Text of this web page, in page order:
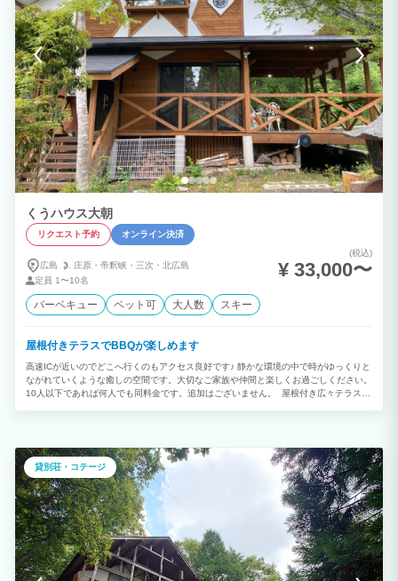
は、自然・癒し・遊びがすべて揃ったMoon Riverで、忘れられないひとときをお過ご
しください。
くうハウス大朝
リクエスト予約 オンライン決済
広島 庄原・ 帝釈峡・ 三次・ 北広島
定員 1〜10名
(税込)
¥ 33,000〜
バーベキュー ペット可 大人数 スキー
屋根付きテラスでBBQが楽しめます
高速ICが近いのでどこへ行くのもアクセス良好です♪ 静かな環境の中で時がゆっくりと
ながれていくような癒しの空間です。大切なご家族や仲間と楽しくお過ごしください。
10人以下であれば何人でも同料金です。追加はございません。 屋根付き広々テラスで
ります。シーツ代、清掃代はいただきません。ゴミは分別していただければこちらで処
分致します。 秋は紅葉がきれいで、冬はスキー合宿などに最適です♪ 水は山の地下水
を汲み上げており、ミネラルたっぷりの天然水です!お肌に優しく冬はお風呂につかる
としばらく体がポカポカします。 E-BIKEツアーで風を感じると気分爽快です！外国の
方も対応可能です。ご紹介します♪ 大朝のおいしい水とお米で作られた人気の地酒やワ
インをご紹介できます^^
貸別荘・コテージ